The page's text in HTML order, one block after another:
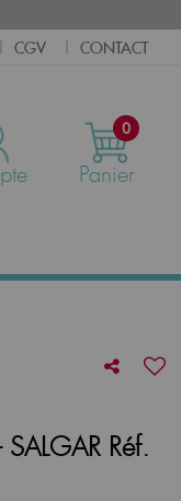
CGV CONTACT
0
Panier
Réf.